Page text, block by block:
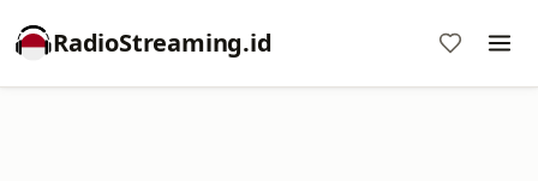
RadioStreaming.id